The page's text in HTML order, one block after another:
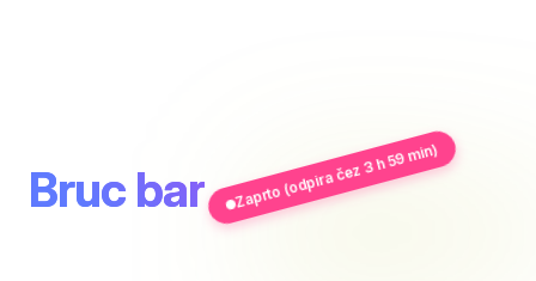
Bruc bar Zaprto (odpira čez 3 h 59 min)